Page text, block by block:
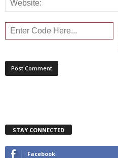
STAY CONNECTED
Facebook